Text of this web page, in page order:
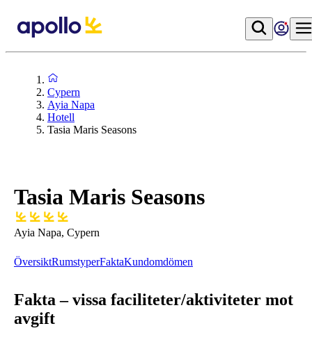
Cypern
Ayia Napa
Hotell
Tasia Maris Seasons
Tasia Maris Seasons
Ayia Napa, Cypern
ÖversiktRumstyperFaktaKundomdömen
Fakta – vissa faciliteter/aktiviteter mot
avgift